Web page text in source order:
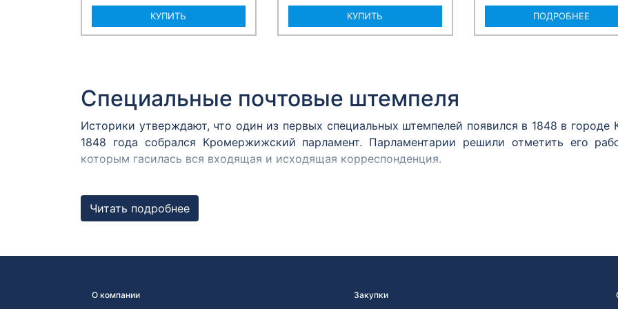
КУПИТЬ КУПИТЬ ПОДРОБНЕЕ
Специальные почтовые штемпеля
Историки утверждают, что один из первых специальных штемпелей появился в 1848 в
1848 года собрался Кромержижский парламент. Парламентарии решили отметить его
которым гасилась вся входящая и исходящая корреспонденция.
1872 году. В Центральном музее связи им. А.С. Попова хранится оттиск штемпеля,
Известны оттиски с датой 12 августа 1872 года.
Штемпель первого дня
США заметили, что в день выпуска новых знаков почтовой оплаты значительно
Читать подробнее
О компании Закупки